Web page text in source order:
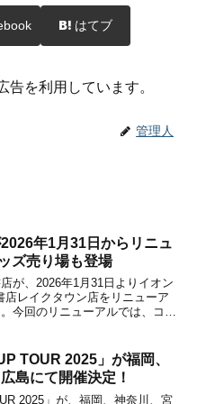
はてブ
告を利用しています。
管理人
年1月31日からリニュ
ズ売り場も登場
が、2026年1月31日よりイオン
レイクタウン店をリニューア
今回のリニューアルでは、コミ
TOUR 2025」が福岡、
島にて開催決定！
2025」が、福岡、神奈川、宮